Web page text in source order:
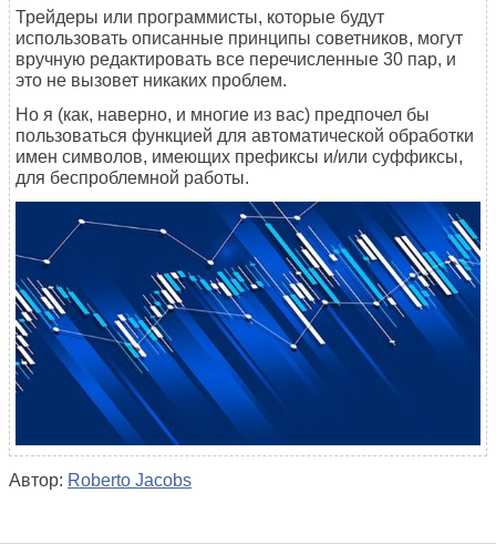
Трейдеры или программисты, которые будут
использовать описанные принципы советников, могут
вручную редактировать все перечисленные 30 пар, и
это не вызовет никаких проблем.
Но я (как, наверно, и многие из вас) предпочел бы
пользоваться функцией для автоматической обработки
имен символов, имеющих префиксы и/или суффиксы,
для беспроблемной работы.
Автор: Roberto Jacobs